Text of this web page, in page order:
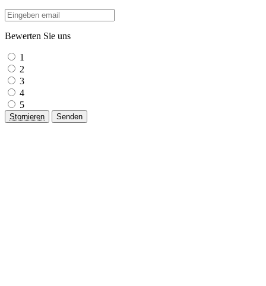
Bewerten Sie uns
1
2
3
4
5
Stornieren Senden